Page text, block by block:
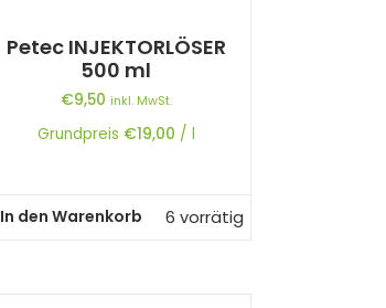
Petec INJEKTORLÖSER
500 ml
€9,50 inkl. MwSt.
Grundpreis €19,00 / l
In den Warenkorb 6 vorrätig